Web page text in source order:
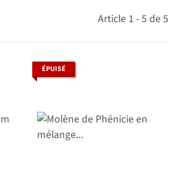
Article 1 - 5 de 5
ÉPUISÉ